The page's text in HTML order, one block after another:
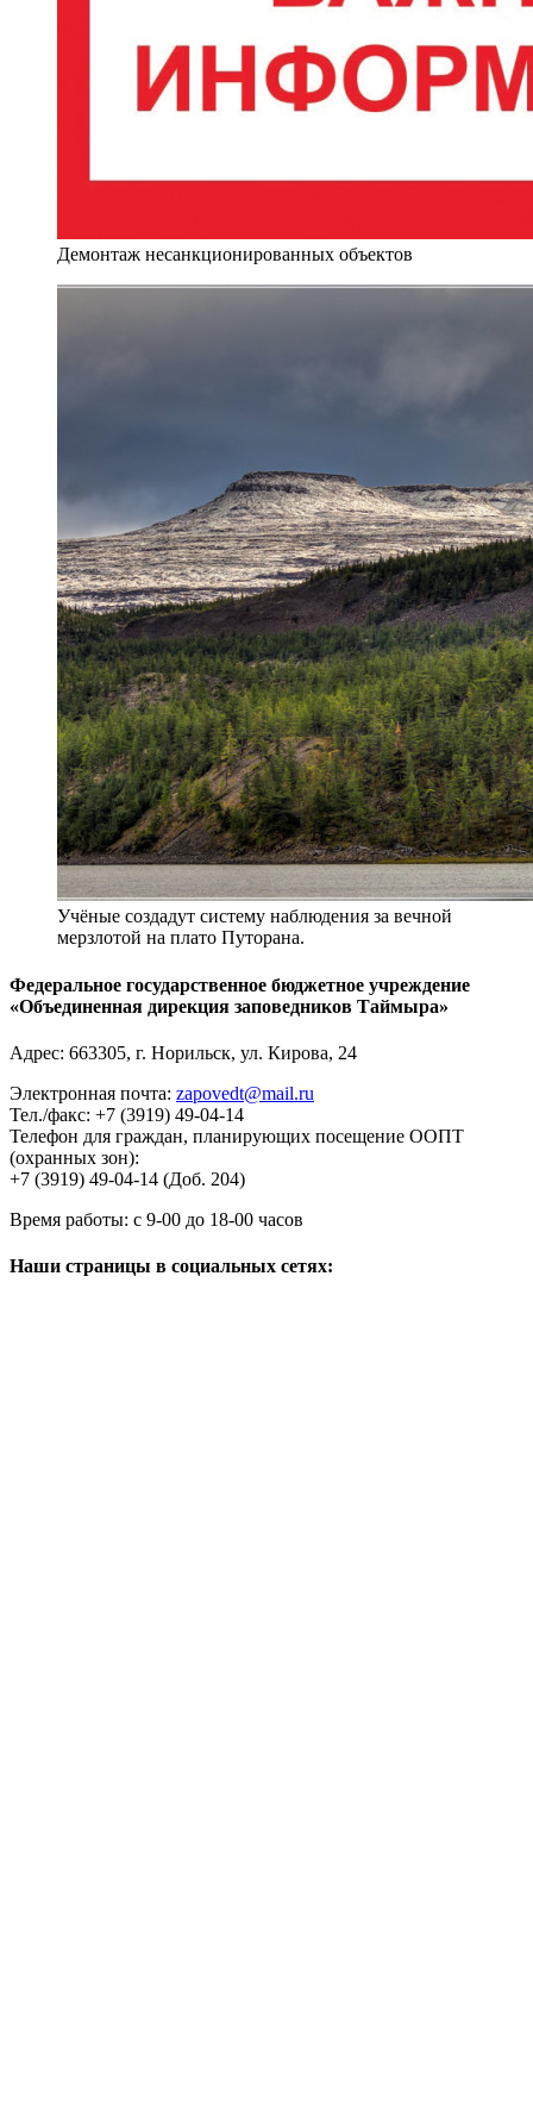
мерзлотой на плато Путорана.
«Объединенная дирекция заповедников Таймыра»
Адрес:663305, г.Норильск,ул. Кирова, 24
Электронная почта:zapovedt@mail.ru
Тел./факс:+7 (3919) 49-04-14
Телефон для граждан, планирующих посещение ООПТ
+7 (3919) 49-04-14 (Доб. 204)
Время работы:с 9-00 до 18-00 часов